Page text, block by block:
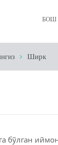
БОШ
Ширк
бўлган